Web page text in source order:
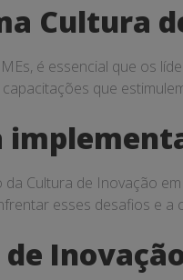
Cultura
é essencial que os
que
Cultura de Inovação
esses desafios e